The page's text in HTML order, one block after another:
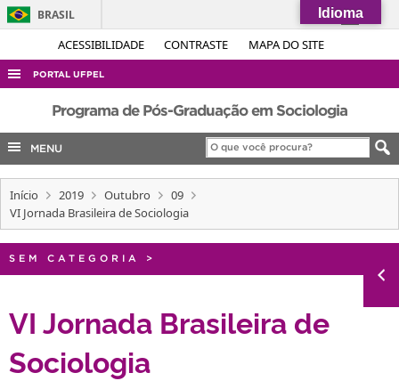
ACESSIBILIDADE CONTRASTE MAPA DO SITE
BRASIL
Simplifique!
Acesso à informação
Legislação
Canais
PORTAL UFPEL
ACESSO À INFORMAÇÃO
AUDITORIA
COBALTO
CONCURSOS
INTERNACIONAL
PORTARIAS
Programa de Pós-Graduação em Sociologia
MENU
Início 2019 Outubro
09
VI Jornada Brasileira de Sociologia
SEM CATEGORIA >
VI Jornada Brasileira de
Sociologia
Idioma